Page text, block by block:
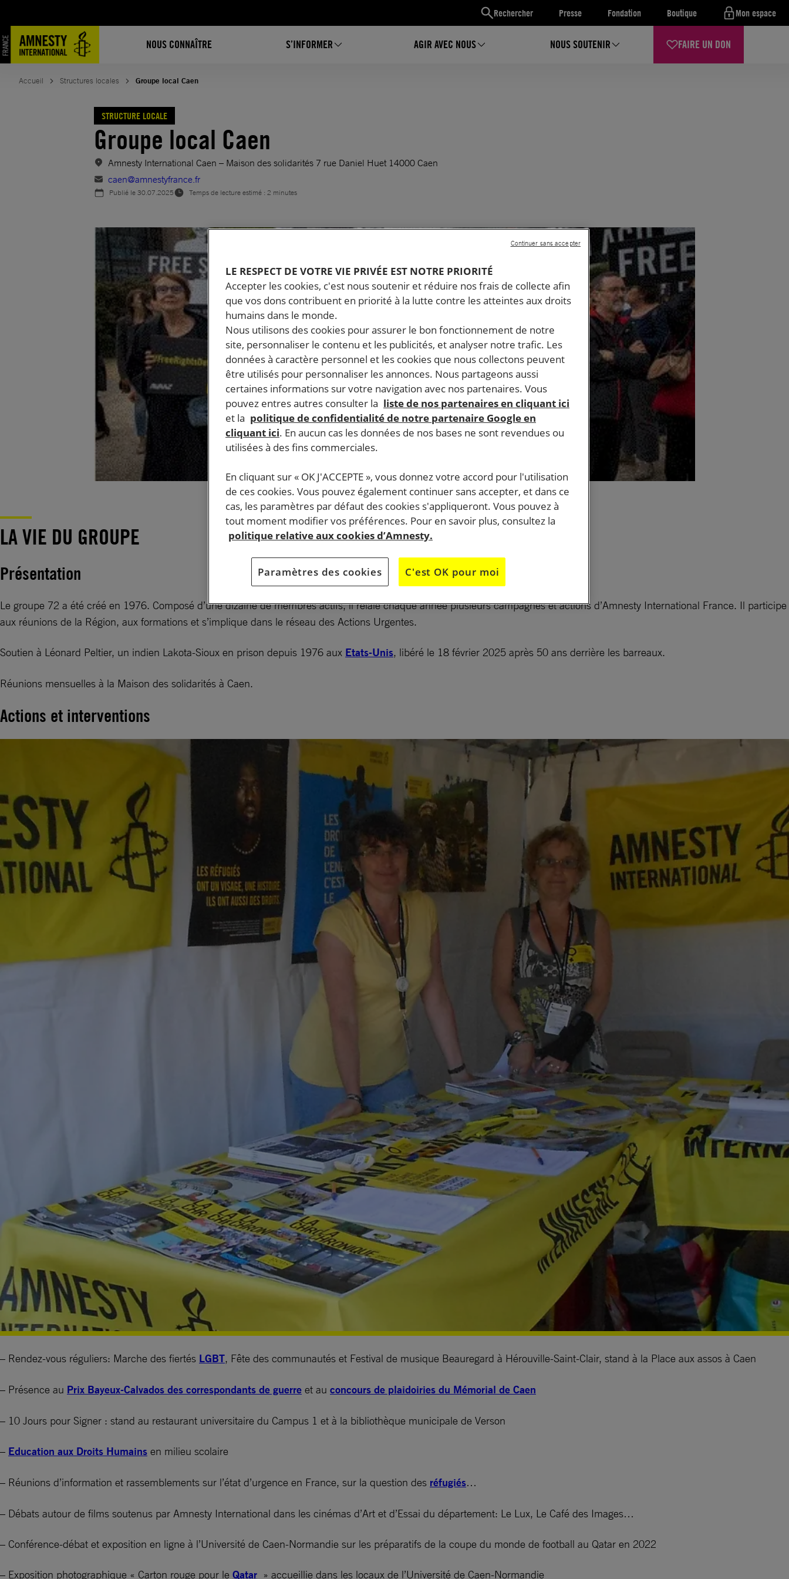
Rechercher Presse Fondation Boutique Mon espace
NOUS CONNAÎTRE S’INFORMER AGIR AVEC NOUS NOUS SOUTENIR FAIRE UN DON
contenu
Accueil Structures locales Groupe local Caen
STRUCTURE LOCALE
Groupe local Caen
Amnesty International Caen – Maison des solidarités 7 rue Daniel Huet 14000 Caen
caen@amnestyfrance.fr
Publié le30.07.2025 Temps de lecture estimé : 2 minutes
LA VIE DU GROUPE
Présentation
Le groupe 72 a été créé en 1976. Composé d’une dizaine de membres actifs, il relaie chaque année plusieurs campagnes et actions d’Amnesty International France. Il participe
aux réunions de la Région, aux formations et s’implique dans le réseau des Actions Urgentes.
Soutien à Léonard Peltier, un indien Lakota-Sioux en prison depuis 1976 aux Etats-Unis, libéré le 18 février 2025 après 50 ans derrière les barreaux.
Réunions mensuelles à la Maison des solidarités à Caen.
Actions et interventions
– Rendez-vous réguliers: Marche des fiertés LGBT, Fête des communautés et Festival de musique Beauregard à Hérouville-Saint-Clair, stand à la Place aux assos à Caen
– Présence au Prix Bayeux-Calvados des correspondants de guerre et au concours de plaidoiries du Mémorial de Caen
– 10 Jours pour Signer : stand au restaurant universitaire du Campus 1 et à la bibliothèque municipale de Verson
– Education aux Droits Humains en milieu scolaire
– Réunions d’information et rassemblements sur l’état d’urgence en France, sur la question des réfugiés…
– Débats autour de films soutenus par Amnesty International dans les cinémas d’Art et d’Essai du département: Le Lux, Le Café des Images…
– Conférence-débat et exposition en ligne à l’Université de Caen-Normandie sur les préparatifs de la coupe du monde de football au Qatar en 2022
– Exposition photographique « Carton rouge pour le Qatar » accueillie dans les locaux de l’Université de Caen-Normandie
LE RESPECT DE VOTRE VIE PRIVÉE EST NOTRE PRIORITÉ
Accepter les cookies, c'est nous soutenir et réduire nos frais de collecte afin
que vos dons contribuent en priorité à la lutte contre les atteintes aux droits
humains dans le monde.
Nous utilisons des cookies pour assurer le bon fonctionnement de notre
site, personnaliser le contenu et les publicités, et analyser notre trafic. Les
données à caractère personnel et les cookies que nous collectons peuvent
être utilisés pour personnaliser les annonces. Nous partageons aussi
certaines informations sur votre navigation avec nos partenaires. Vous
pouvez entres autres consulter la liste de nos partenaires en cliquant ici
et la politique de confidentialité de notre partenaire Google en
cliquant ici. En aucun cas les données de nos bases ne sont revendues ou
utilisées à des fins commerciales.
En cliquant sur « OK J'ACCEPTE », vous donnez votre accord pour l'utilisation
de ces cookies. Vous pouvez également continuer sans accepter, et dans ce
cas, les paramètres par défaut des cookies s'appliqueront. Vous pouvez à
tout moment modifier vos préférences. Pour en savoir plus, consultez la
politique relative aux cookies d’Amnesty.
Paramètres des cookies C'est OK pour moi
Continuer sans accepter